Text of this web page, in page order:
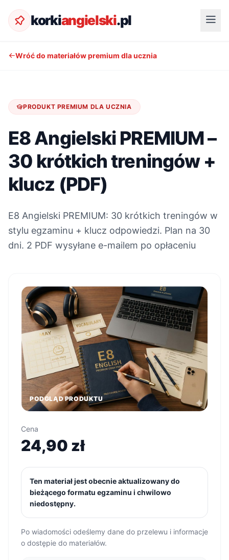
korkiangielski.pl
Wróć do materiałów premium dla ucznia
PRODUKT PREMIUM DLA UCZNIA
E8 Angielski PREMIUM –
30 krótkich treningów +
klucz (PDF)
E8 Angielski PREMIUM: 30 krótkich treningów w
stylu egzaminu + klucz odpowiedzi. Plan na 30
dni. 2 PDF wysyłane e-mailem po opłaceniu
PODGLĄD PRODUKTU
Cena
24,90 zł
Ten materiał jest obecnie aktualizowany do
bieżącego formatu egzaminu i chwilowo
niedostępny.
Po wiadomości odeślemy dane do przelewu i informacje
o dostępie do materiałów.